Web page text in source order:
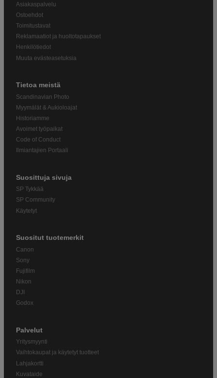
Asiakaspalvelu
Ostoehdot
Toimitustavat
Reklamaatiot ja huoltotapaukset
Henkilötiedot
Muuta evästeasetuksia
Tietoa meistä
Scandinavian Photo
Myymälät & Aukioloajat
Historiamme
Avoimet työpaikat
Code of Conduct
Ilmiantajien Portaali
Suosittuja sivuja
SP Tykkää
SP Community
Käytetyt
Suositut tuotemerkit
Canon
Sony
Fujifilm
Nikon
DJI
Godox
Palvelut
Yritysmyynti
Vaihtokaupat ja käytetyt tuotteet
Lahjakortti
Kuvataide